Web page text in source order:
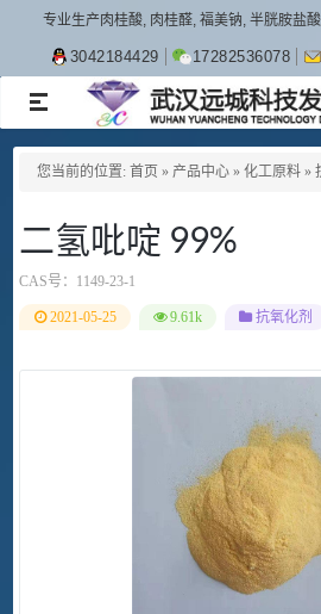
专业生产肉桂酸, 肉桂醛, 福美钠, 半胱胺盐
3042184429 17282536078
TOGGLE
NAVIGATION
您当前的位置: 首页 » 产品中心 » 化工原料 »
二氢吡啶 99%
CAS号： 1149-23-1
2021-05-25 9.61k 抗氧化剂